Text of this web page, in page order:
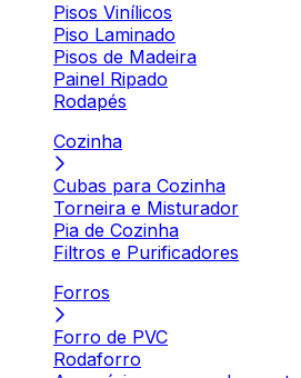
Pisos Vinílicos
Piso Laminado
Pisos de Madeira
Painel Ripado
Rodapés
Cozinha
Cubas para Cozinha
Torneira e Misturador
Pia de Cozinha
Filtros e Purificadores
Forros
Forro de PVC
Rodaforro